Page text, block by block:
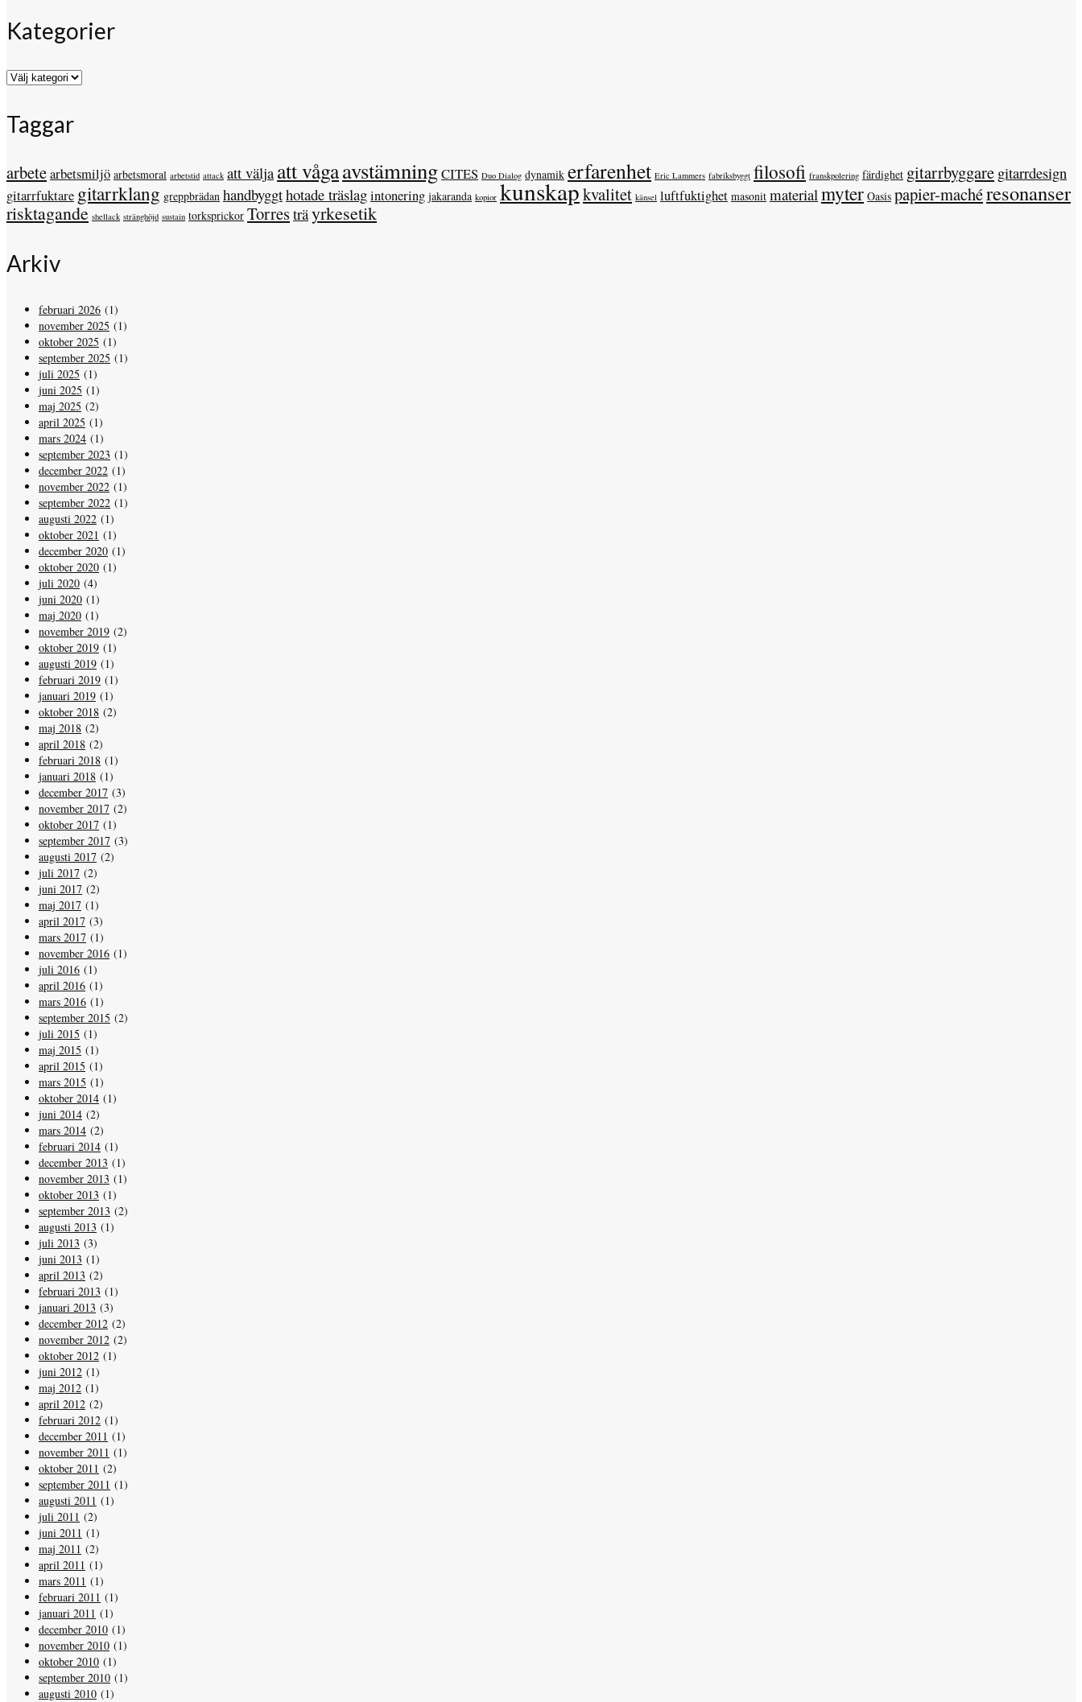
Kategorier
Kategorier
Taggar
arbetearbetsmiljö arbetsmoral arbetstid attack att välja att vågaavstämningCITES Duo Dialog dynamik erfarenhet Eric Lammers fabriksbyggt filosofi franskpolering färdighet gitarrbyggare gitarrdesign
gitarrfuktare gitarrklang greppbrädan handbyggthotade träslagintonering jakaranda kopior kunskapkvalitet känsel luftfuktighet masonit materialmyter Oasis papier-machéresonanser
risktagande shellack stränghöjd sustain torksprickor Torres träyrkesetik
Arkiv
februari 2026 (1)
november 2025 (1)
oktober 2025 (1)
september 2025 (1)
juli 2025 (1)
juni 2025 (1)
maj 2025 (2)
april 2025 (1)
mars 2024 (1)
september 2023 (1)
december 2022 (1)
november 2022 (1)
september 2022 (1)
augusti 2022 (1)
oktober 2021 (1)
december 2020 (1)
oktober 2020 (1)
juli 2020 (4)
juni 2020 (1)
maj 2020 (1)
november 2019 (2)
oktober 2019 (1)
augusti 2019 (1)
februari 2019 (1)
januari 2019 (1)
oktober 2018 (2)
maj 2018 (2)
april 2018 (2)
februari 2018 (1)
januari 2018 (1)
december 2017 (3)
november 2017 (2)
oktober 2017 (1)
september 2017 (3)
augusti 2017 (2)
juli 2017 (2)
juni 2017 (2)
maj 2017 (1)
april 2017 (3)
mars 2017 (1)
november 2016 (1)
juli 2016 (1)
april 2016 (1)
mars 2016 (1)
september 2015 (2)
juli 2015 (1)
maj 2015 (1)
april 2015 (1)
mars 2015 (1)
oktober 2014 (1)
juni 2014 (2)
mars 2014 (2)
februari 2014 (1)
december 2013 (1)
november 2013 (1)
oktober 2013 (1)
september 2013 (2)
augusti 2013 (1)
juli 2013 (3)
juni 2013 (1)
april 2013 (2)
februari 2013 (1)
januari 2013 (3)
december 2012 (2)
november 2012 (2)
oktober 2012 (1)
juni 2012 (1)
maj 2012 (1)
april 2012 (2)
februari 2012 (1)
december 2011 (1)
november 2011 (1)
oktober 2011 (2)
september 2011 (1)
augusti 2011 (1)
juli 2011 (2)
juni 2011 (1)
maj 2011 (2)
april 2011 (1)
mars 2011 (1)
februari 2011 (1)
januari 2011 (1)
december 2010 (1)
november 2010 (1)
oktober 2010 (1)
september 2010 (1)
augusti 2010 (1)